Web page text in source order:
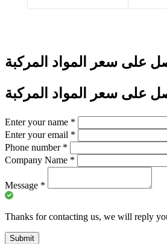
على سعر المواد المركبة
على سعر المواد المركبة
Enter your name *
Enter your email *
Phone number *
Company Name *
Message *
Thanks for contacting us, we will reply
Submit